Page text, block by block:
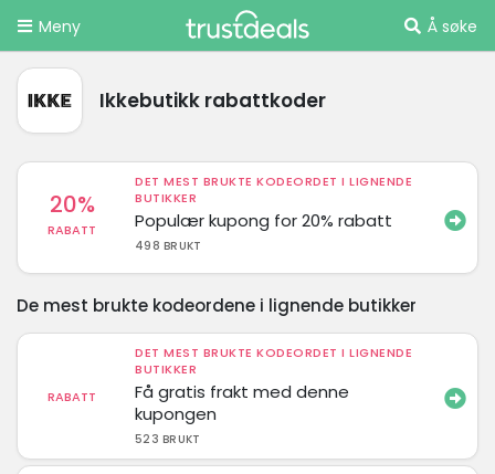
Meny Å søke
Ikkebutikk rabattkoder
20%
RABATT
DET MEST BRUKTE KODEORDET I LIGNENDE
BUTIKKER
Populær kupong for 20% rabatt
498 BRUKT
De mest brukte kodeordene i lignende butikker
RABATT
DET MEST BRUKTE KODEORDET I LIGNENDE
BUTIKKER
Få gratis frakt med denne
kupongen
523 BRUKT